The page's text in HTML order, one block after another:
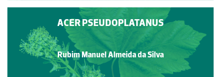
ACER PSEUDOPLATANUS
Rubim Manuel Almeida da Silva